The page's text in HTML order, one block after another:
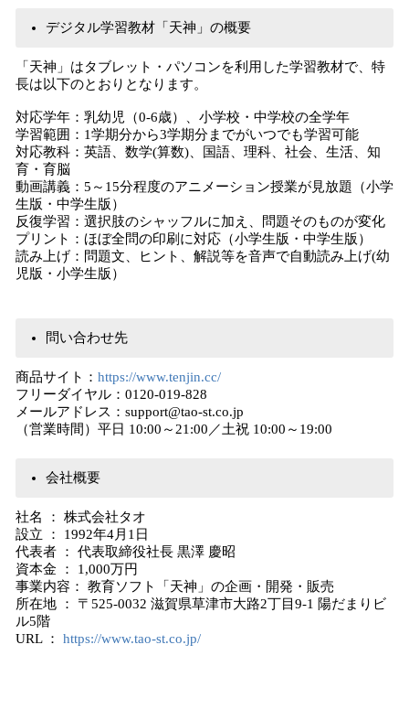
デジタル学習教材「天神」の概要
「天神」はタブレット・パソコンを利用した学習教材で、特
長は以下のとおりとなります。
対応学年：乳幼児（0-6歳）、⼩学校・中学校の全学年
学習範囲：1学期分から3学期分までがいつでも学習可能
対応教科：英語、数学(算数)、国語、理科、社会、生活、知
育・育脳
動画講義：5～15分程度のアニメーション授業が見放題（小学
生版・中学生版）
反復学習：選択肢のシャッフルに加え、問題そのものが変化
プリント：ほぼ全問の印刷に対応（小学生版・中学生版）
読み上げ：問題⽂、ヒント、解説等を⾳声で⾃動読み上げ(幼
児版・⼩学⽣版）
問い合わせ先
商品サイト： https://www.tenjin.cc/
フリーダイヤル：0120-019-828
メールアドレス：support@tao-st.co.jp
（営業時間）平日 10:00～21:00／土祝 10:00～19:00
会社概要
社名 ： 株式会社タオ
設立 ： 1992年4月1日
代表者 ： 代表取締役社長 黒澤 慶昭
資本金 ： 1,000万円
事業内容： 教育ソフト「天神」の企画・開発・販売
所在地 ： 〒525-0032 滋賀県草津市大路2丁目9-1 陽だまりビ
ル5階
URL ： https://www.tao-st.co.jp/